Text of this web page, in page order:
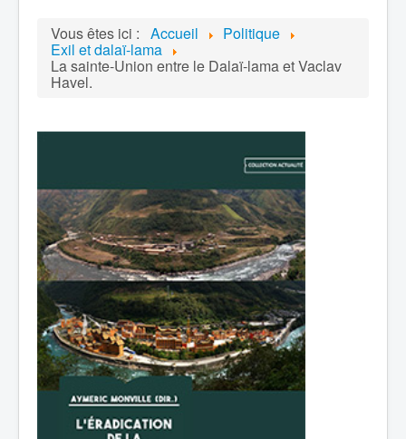
Vous êtes ici : Accueil Politique
Exil et dalaï-lama
La sainte-Union entre le Dalaï-lama et Vaclav
Havel.